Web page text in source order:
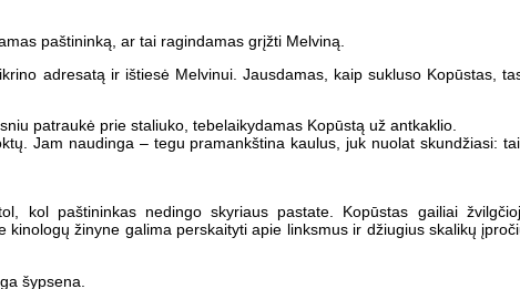
paštininką, ar tai ragindamas grįžti Melviną.
adresatą ir ištiesė Melvinui. Jausdamas, kaip sukluso Kopūstas,
patraukė prie staliuko, tebelaikydamas Kopūstą už antkaklio.
Jam naudinga – tegu pramankština kaulus, juk nuolat skundžiasi:
kol paštininkas nedingo skyriaus pastate. Kopūstas gailiai
žinyne galima perskaityti apie linksmus ir džiugius skalikų
šypsena.